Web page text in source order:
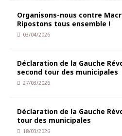
Organisons-nous contre
Ripostons tous ensemble !
03/04/2026
Déclaration de la Gauche
second tour des municipales
27/03/2026
Déclaration de la Gauche
tour des municipales
18/03/2026